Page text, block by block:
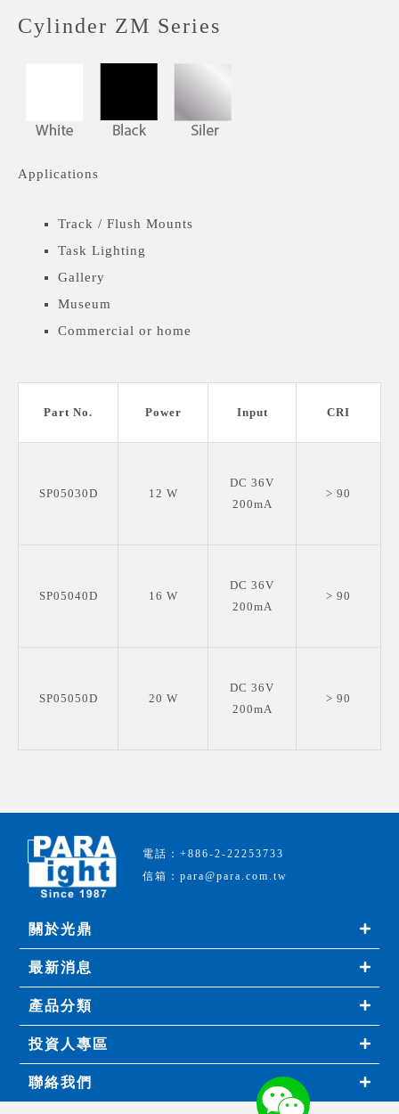
Cylinder ZM Series
Applications
Track / Flush Mounts
Task Lighting
Gallery
Museum
Commercial or home
Part No. Power Input CRI
SP05030D 12 W
DC 36V
200mA
> 90
SP05040D 16 W
DC 36V
200mA
> 90
SP05050D 20 W
DC 36V
200mA
> 90
電話：+886-2-22253733
信箱：para@para.com.tw
關於光鼎
最新消息
產品分類
投資人專區
聯絡我們